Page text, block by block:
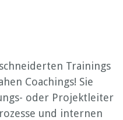
Trainings
Coachings! Sie
oder Projektleiter
und internen